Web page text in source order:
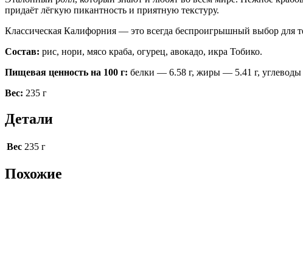
придаёт лёгкую пикантность и приятную текстуру.
Классическая Калифорния — это всегда беспроигрышный выбор для
Состав: рис, нори, мясо краба, огурец, авокадо, икра Тобико.
Пищевая ценность на 100 г: белки — 6.58 г, жиры — 5.41 г, углеводы
Вес: 235 г
Детали
Вес 235 г
Похожие